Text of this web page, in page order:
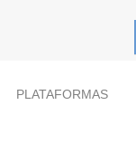
PLATAFORMAS